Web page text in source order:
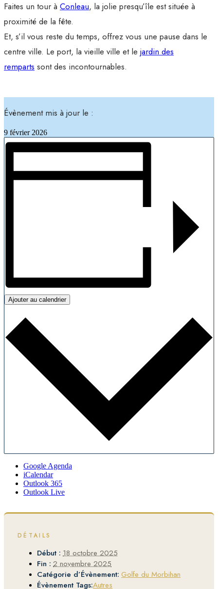
Faites un tour à Conleau, la jolie presqu’île est située à
proximité de la fête.
Et, s’il vous reste du temps, offrez vous une pause dans le
centre ville. Le port, la vieille ville et le jardin des
remparts sont des incontournables.
Évènement mis à jour le :
9 février 2026
Ajouter au calendrier
Google Agenda
iCalendar
Outlook 365
Outlook Live
DÉTAILS
Début : 18 octobre 2025
Fin : 2 novembre 2025
Catégorie d’Évènement: Golfe du Morbihan
Évènement Tags:Autres